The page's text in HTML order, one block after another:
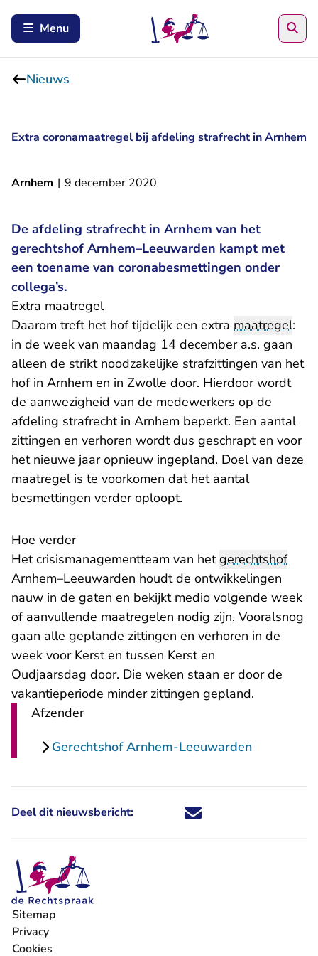
Menu
Nieuws
Extra coronamaatregel bij afdeling strafrecht in Arnhem
Arnhem | 9 december 2020
De afdeling strafrecht in Arnhem van het
gerechtshof Arnhem–Leeuwarden kampt met
een toename van coronabesmettingen onder
collega’s.
Extra maatregel
Daarom treft het hof tijdelijk een extra maatregel:
in de week van maandag 14 december a.s. gaan
alleen de strikt noodzakelijke strafzittingen van het
hof in Arnhem en in Zwolle door. Hierdoor wordt
de aanwezigheid van de medewerkers op de
afdeling strafrecht in Arnhem beperkt. Een aantal
zittingen en verhoren wordt dus geschrapt en voor
het nieuwe jaar opnieuw ingepland. Doel van deze
maatregel is te voorkomen dat het aantal
besmettingen verder oploopt.
Hoe verder
Het crisismanagementteam van hetgerechtshof
Arnhem–Leeuwarden houdt de ontwikkelingen
nauw in de gaten en bekijkt medio volgende week
of aanvullende maatregelen nodig zijn. Vooralsnog
gaan alle geplande zittingen en verhoren in de
week voor Kerst en tussen Kerst en
Oudjaarsdag door. Die weken staan er door de
vakantieperiode minder zittingen gepland.
Afzender
Gerechtshof Arnhem-Leeuwarden
Deel dit nieuwsbericht: Deel dit nieuwsbericht via X -
Deel dit nieuwsbericht via
Deel dit nieuwsbericht
Deel dit
Sitemap
Privacy
Cookies